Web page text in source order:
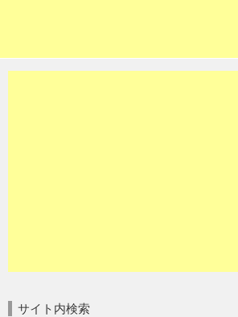
サイト内検索